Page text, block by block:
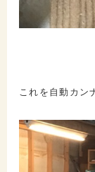
これを自動カン